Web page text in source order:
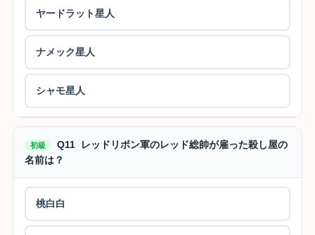
ヤードラット星人
ナメック星人
シャモ星人
初級
Q11 レッドリボン軍のレッド総帥が雇った殺し屋の
名前は？
桃白白